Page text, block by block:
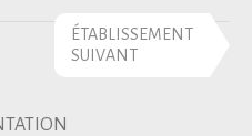
ÉTABLISSEMENT
SUIVANT